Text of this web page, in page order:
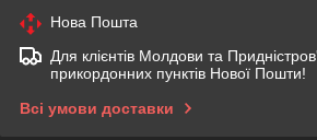
Нова Пошта
Для клієнтів Молдови та
прикордонних пунктів Нової Пошти!
Всі умови доставки